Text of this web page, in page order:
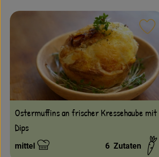
Ostermuffins an frischer Kressehaube mit
Dips
Schwierigkeit:
mittel 6 Zutaten